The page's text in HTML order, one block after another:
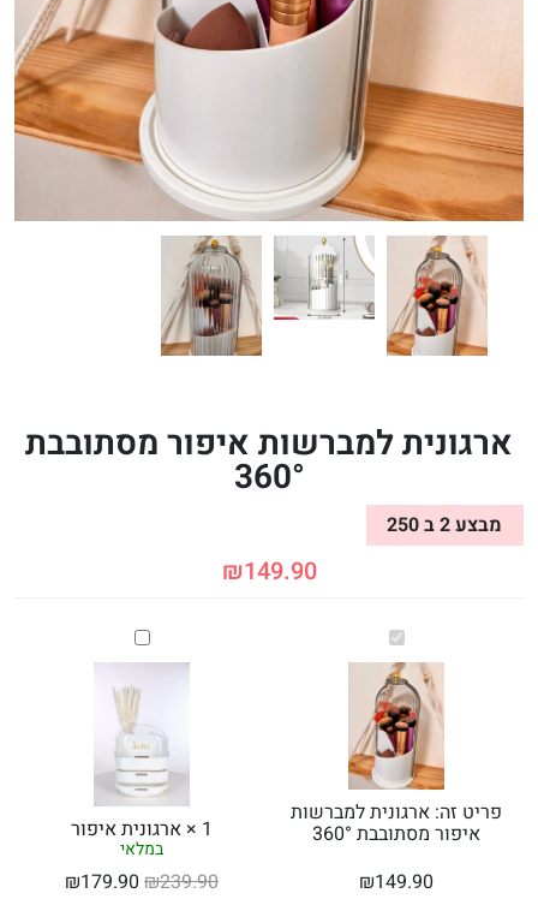
ארגונית למברשות איפור מסתובבת
360°
מבצע 2 ב 250
₪149.90
ארגונית
למברשות
איפור
מסתובבת
360°
פריט זה: ארגונית למברשות
איפור מסתובבת 360°
₪149.90
ארגונית
איפור
1
× ארגונית איפור
במלאי
₪239.90
₪179.90